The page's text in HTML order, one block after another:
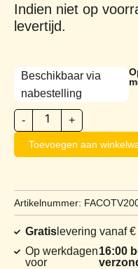
Indien niet op
levertijd.
Beschikbaar via
nabestelling
- +
Toevoegen aan
Artikelnummer:
Gratis levering vanaf
Op werkdagen
voor
16:00